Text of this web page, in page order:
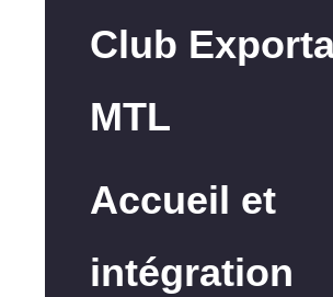
Club
MTL
Accueil et
intégration